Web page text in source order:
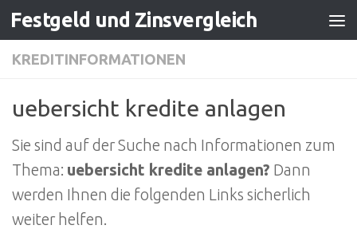
Zum Inhalt springen
Festgeld und Zinsvergleich
KREDITINFORMATIONEN
uebersicht kredite anlagen
Sie sind auf der Suche nach Informationen zum
Thema: uebersicht kredite anlagen? Dann
werden Ihnen die folgenden Links sicherlich
weiter helfen.